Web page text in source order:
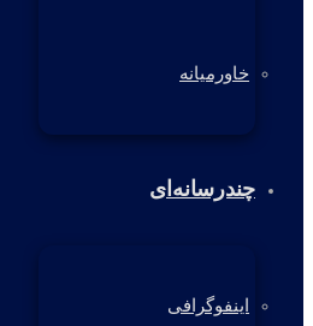
خاورمیانه
چندرسانه‌ای
اینفوگرافی